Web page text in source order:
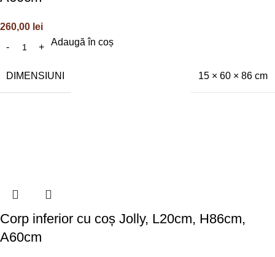
260,00 lei
Adaugă în coș
DIMENSIUNI 15 × 60 × 86 cm
Corp inferior cu coș Jolly, L20cm, H86cm,
A60cm